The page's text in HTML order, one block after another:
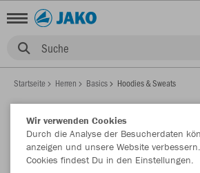
Suche
Startseite Herren Basics Hoodies & Sweats
HERREN BASICS
Filter anzeigen
Wir verwenden Cookies
Durch die Analyse der Besucherdaten
anzeigen und unsere Website
Cookies findest Du in den Einstellungen.